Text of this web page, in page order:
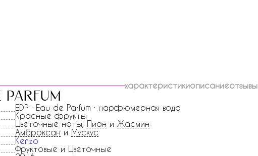
характеристикиописаниеотзывы
parfum
EDP · Eau de Parfum · парфюмерная вода
Красные фрукты
Цветочные ноты, Пион и Жасмин
Амброксан и Мускус
Kenzo
Фруктовые и Цветочные